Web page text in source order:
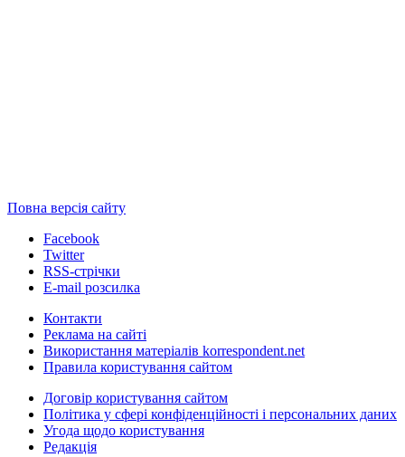
Повна версія сайту
Facebook
Twitter
RSS-стрічки
E-mail розсилка
Контакти
Реклама на сайті
Використання матеріалів korrespondent.net
Правила користування сайтом
Договір користування сайтом
Політика у сфері конфіденційності і персональних даних
Угода щодо користування
Редакція